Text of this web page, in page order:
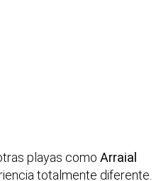
playas como Arraial
totalmente diferente.